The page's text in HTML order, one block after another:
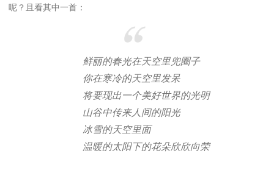
呢？且看其中一首：
鲜丽的春光在天空里兜圈子
你在寒冷的天空里发呆
将要现出一个美好世界的光明
山谷中传来人间的阳光
冰雪的天空里面
温暖的太阳下的花朵欣欣向荣